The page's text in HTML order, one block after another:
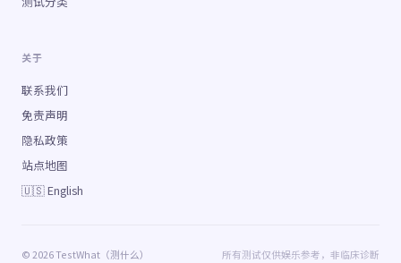
关于
联系我们
免责声明
隐私政策
站点地图
🇺🇸 English
© 2026 TestWhat（测什么） 所有测试仅供娱乐参考，非临床诊断